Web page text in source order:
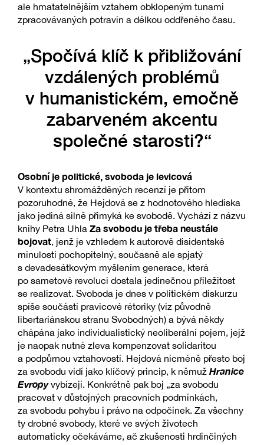
ale hmatatelnějším vztahem obklopeným tunami
zpracovávaných potravin a délkou oddřeného času.
„Spočívá klíč k přibližování
vzdálených problémů
v humanistickém, emočně
zabarveném akcentu
společné starosti?“
Osobní je politické, svoboda je levicová
V kontextu shromážděných recenzí je přitom
pozoruhodné, že Hejdová se z hodnotového hlediska
jako jediná silně přimyká ke svobodě. Vychází z názvu
knihy Petra Uhla Za svobodu je třeba neustále
bojovat, jenž je vzhledem k autorově disidentské
minulosti pochopitelný, současně ale spjatý
s devadesátkovým myšlením generace, která
po sametové revoluci dostala jedinečnou příležitost
se realizovat. Svoboda je dnes v politickém diskurzu
spíše součástí pravicové rétoriky (viz původně
libertariánskou stranu Svobodných) a bývá někdy
chápána jako individualistický neoliberální pojem, jejž
je naopak nutné zleva kompenzovat solidaritou
a podpůrnou vztahovostí. Hejdová nicméně přesto boj
za svobodu vidí jako klíčový princip, k němuž Hranice
Evropyvybízejí. Konkrétně pak boj „za svobodu
pracovat v důstojných pracovních podmínkách,
za svobodu pohybu i právo na odpočinek. Za všechny
ty drobné svobody, které ve svých životech
automaticky očekáváme, ač zkušenosti hrdinčiných